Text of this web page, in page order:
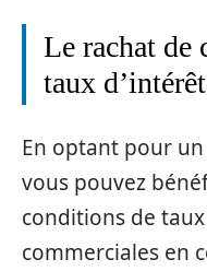
Le rachat de
taux
En optant pour un
vous pouvez
conditions de
commerciales en